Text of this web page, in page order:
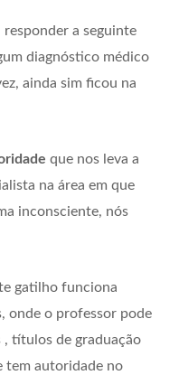
a seguinte
diagnóstico médico
ainda sim ficou na
que nos leva a
na área em que
inconsciente, nós
gatilho funciona
onde o professor pode
, títulos de graduação
tem autoridade no